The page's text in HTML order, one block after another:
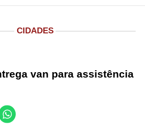
CIDADES
van para assistência